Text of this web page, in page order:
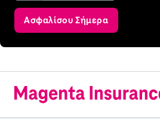
Ασφαλίσου Σήμερα